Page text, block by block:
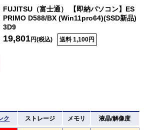
FUJITSU（富士通） 【即納パソコン】ES
PRIMO D588/BX (Win11pro64)(SSD新品)
3D9
19,801円(税込) 送料 1,100円
ク ストレージ メモリ 液晶/解像度